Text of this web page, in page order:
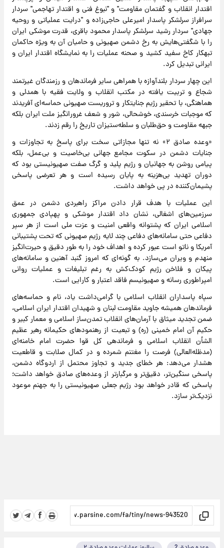
اقتدار انقلاب و گفتمان مقاومت" و "نبوغ فنی و اقتدار تهاجمی" سردار
سرافراز سرلشکر پاسدار امیرعلی حاجی‌زاده و "درایت عملیاتی و روحیه
جهادی" سردار رشید سرلشکر پاسدار محمود باقری، قدرت موشکی ایران
را با شگفتی‌هایش به رخ دشمن صهیونی و حامیان آن به ویژه حاکمان
تبهکار کاخ سفید کشید و صحنه عملیات را به نمایشگاه اقتدار ایران و
ایرانی تبدیل کرد.
این چهار سردار بلندآوازه با همراهی سایر فرماندهان و رزمندگان غیرتمند
شجاع و تربیت یافته در مکتب انقلاب و ولایت فقیه با همدلی و
هماهنگی، با تحقیر رژیم جنایتکار و تروریست صهیونی حماسه‌ای آفریدند
که موجبات خرسندی، خوشحالی، شور و شعف غرورانگیز ملت ایران بلکه
جبهه مقاومت و حق‌طلبان و سلطه‌ستیزان تاریخ را رقم زدند.
«وعده صادق ۲» نه تنها مجازاتی سخت برای پاسخ به تجاوزات و
جنایات دشمن در سکوت مجامع جهانی بی‌خاصیت و بی‌عمل، بلکه
پیامی روشن به جهانیان و رژیم پلید و گرگ صفت صهیونیستی بود که
دوران تهدید بی‌هزینه به پایان رسیده است و هر تعرضی پاسخی
پشیمان‌کننده در پی خواهد داشت.
این عملیات با هدف قرار دادن مراکز راهبردی دشمن در عمق
سرزمین‌های اشغالی، نشان داد اقتدار موشکی و پهپادی جمهوری
اسلامی ایران که پشتوانه واقعی امنیت و عزت ملی است از هر سپر
دفاعی حتی سامانه‌های دفاعی چند لایه رژیم صهیونی که تحت پشتیبانی
آمریکا و ناتو است عبور کرده و اهداف خود را به طور دقیق و حیرت‌انگیز
منهدم و ویران می‌سازد. به گونه‌ای که امروز گنبد آهنین و سامانه‌های
پیکان و فلاخن رژیم کودک‌کش به رغم تبلیغات و عملیات روانی
امپراطوری رسانه و صهیونیسم فاقد اعتبار و کارایی است.
سپاه پاسداران انقلاب اسلامی با گرامی‌داشت یاد، نام و حماسه‌های
فرماندهان همیشه جاوید مقاومت لبنان و شهیدان اقتدار ایران اسلامی،
ضمن تجدید میثاق با آرمان‌های انقلاب تمدن‌ساز اسلامی و معمار کبیر و
حکیم آن امام خمینی (ره) و تبعیت از رهنمودهای حکیمانه رهبر عظیم
الشأن انقلاب اسلامی و فرماندهی کل قوا حضرت امام خامنه‌ای
(مدظله‌العالی) فرصت را مغتنم شمرده و در کمال صلابت و قاطعیت
هشدار می‌دهد: هر خطای جدید و تجاوز محتمل از اردوگاه دشمن،
پاسخی سنگین‌تر، دقیق‌تر و مرگبارتر از وعده‌های صادق خواهد داشت؛
پاسخی که قادر خواهد بود رژیم جعلی صهیونیستی را به جهنم موعود
نزدیک‌تر سازد.